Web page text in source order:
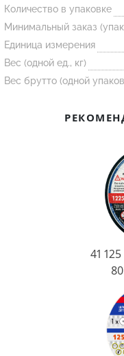
Шербер
Трубка
Стержень
Пробка
Лодочка
Ковш
Огнеупорная
Количество в упаковке
Минимальный заказ
Единица измерения
Вес (одной ед., кг)
Вес брутто (одной
41